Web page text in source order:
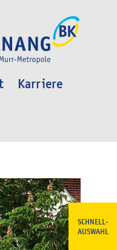
Karriere
SCHNELL-
AUSWAHL